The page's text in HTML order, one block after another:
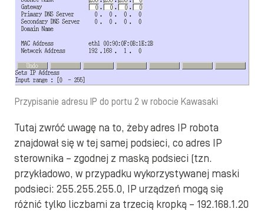
Przypisanie adresu IP do portu 2 w robocie Kawasaki
Tutaj zwróć uwagę na to, żeby adres IP robota
znajdował się w tej samej podsieci, co adres IP
sterownika – zgodnej z maską podsieci (tzn.
przykładowo, w przypadku wykorzystywanej maski
podsieci: 255.255.255.0, IP urządzeń mogą się
różnić tylko liczbami za trzecią kropką – 192.168.1.20